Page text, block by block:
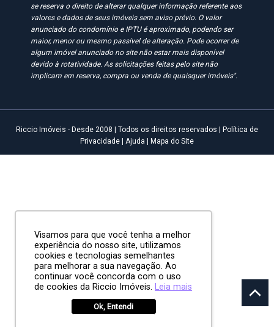
se reserva o direito de alterar qualquer informação referente aos
valores e dados de seus imóveis sem aviso prévio. O valor
anunciado do condomínio e IPTU é aproximado, podendo ser
maior, menor ou mesmo passível de alteração. Pode ocorrer de
algum imóvel anunciado no site não estar mais disponível
devido à rotatividade. As solicitações feitas pelo site não
implicam em reserva, compra ou venda de quaisquer imóveis".
Riccio Imóveis - Desde 2008 | Todos os direitos reservados |
Política de
Privacidade
Ajuda Mapa do Site
Visamos para que você tenha a melhor
experiência do nosso site, utilizamos
cookies e tecnologias semelhantes
para melhorar a sua navegação. Ao
continuar você concorda com o uso
de cookies da Riccio Imóveis. Leia mais
Ok, Entendi